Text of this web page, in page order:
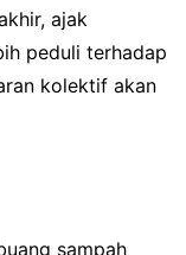
ajak
peduli terhadap
kolektif akan
sampah